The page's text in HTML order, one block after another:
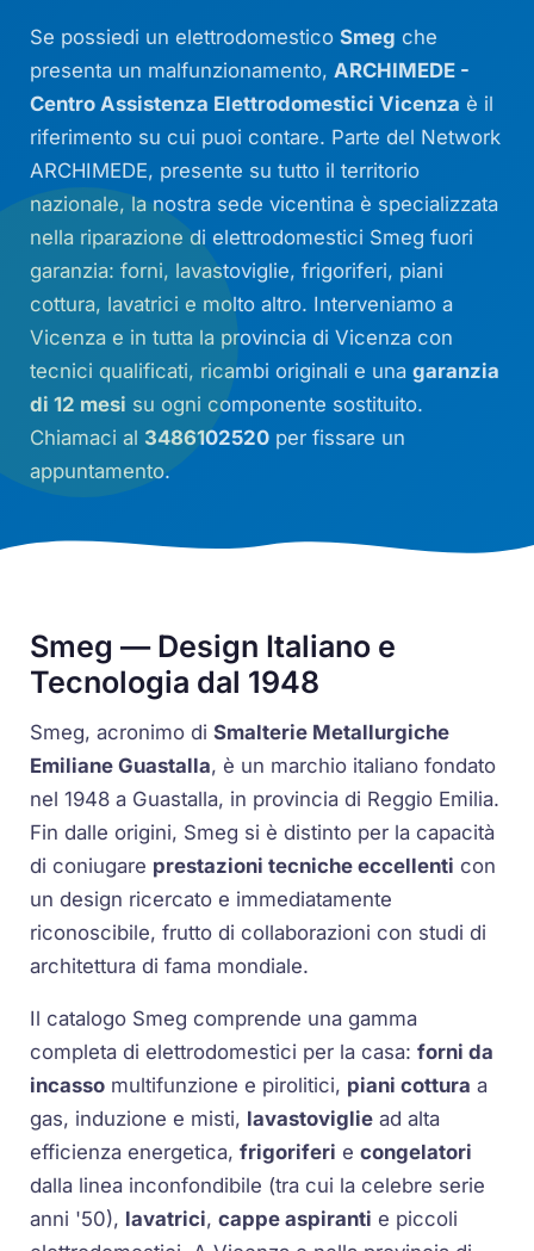
Se possiedi un elettrodomesticoSmeg che
presenta un malfunzionamento,ARCHIMEDE -
Centro Assistenza Elettrodomestici Vicenza è il
riferimento su cui puoi contare. Parte del Network
ARCHIMEDE, presente su tutto il territorio
nazionale, la nostra sede vicentina è specializzata
nella riparazione di elettrodomestici Smeg fuori
garanzia: forni, lavastoviglie, frigoriferi, piani
cottura, lavatrici e molto altro. Interveniamo a
Vicenza e in tutta la provincia di Vicenza con
tecnici qualificati, ricambi originali e unagaranzia
di 12 mesi su ogni componente sostituito.
Chiamaci al 3486102520 per fissare un
appuntamento.
Smeg — Design Italiano e
Tecnologia dal 1948
Smeg, acronimo diSmalterie Metallurgiche
Emiliane Guastalla, è un marchio italiano fondato
nel 1948 a Guastalla, in provincia di Reggio Emilia.
Fin dalle origini, Smeg si è distinto per la capacità
di coniugare prestazioni tecniche eccellenti con
un design ricercato e immediatamente
riconoscibile, frutto di collaborazioni con studi di
architettura di fama mondiale.
Il catalogo Smeg comprende una gamma
completa di elettrodomestici per la casa:forni da
incasso multifunzione e pirolitici, piani cottura a
gas, induzione e misti, lavastoviglie ad alta
efficienza energetica,frigoriferi econgelatori
dalla linea inconfondibile (tra cui la celebre serie
anni '50), lavatrici,cappe aspiranti e piccoli